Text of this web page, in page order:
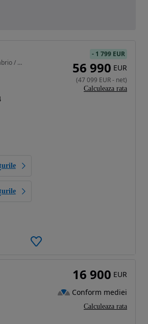
2993 cm3 • 340 CP • M440d xDrive "M Sport Pro" / Cabrio / Posibilitate Leasing
- 1 799 EUR
56 990 EUR
(47 099 EUR- net)
Calculeaza rata
16 900 EUR
Conform mediei
Calculeaza rata